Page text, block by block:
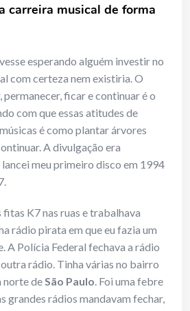
carreira musical de forma
esperando alguém investir no
com certeza nem existiria. O
ficar e continuar é o
com que essas atitudes de
é como plantar árvores
A divulgação era
meu primeiro disco em 1994
fitas K7 nas ruas e trabalhava
rádio pirata em que eu fazia um
A Polícia Federal fechava a rádio
rádio. Tinha várias no bairro
norte deSão Paulo. Foi uma febre
grandes rádios mandavam fechar,